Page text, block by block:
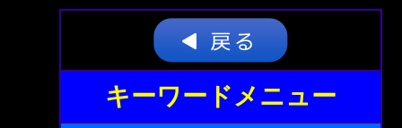
キーワードメニュー